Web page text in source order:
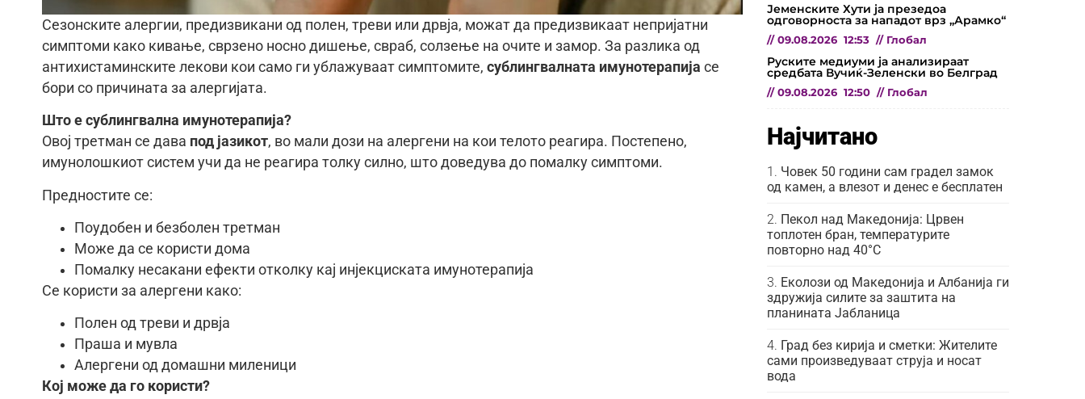
Сезонските алергии, предизвикани од полен, треви или дрвја, можат да предизвикаат непријатни
симптоми како кивање, сврзено носно дишење, свраб, солзење на очите и замор. За разлика од
антихистаминските лекови кои само ги ублажуваат симптомите, сублингвалната имунотерапија се
бори со причината за алергијата.
Што е сублингвална имунотерапија?
Овој третман се дава под јазикот, во мали дози на алергени на кои телото реагира. Постепено,
имунолошкиот систем учи да не реагира толку силно, што доведува до помалку симптоми.
Предностите се:
Поудобен и безболен третман
Може да се користи дома
Помалку несакани ефекти отколку кај инјекциската имунотерапија
Се користи за алергени како:
Полен од треви и дрвја
Праша и мувла
Алергени од домашни миленици
Кој може да го користи?
Јеменските Хути ја презедоа
одговорноста за нападот врз „Арамко“
// 09.08.2026 12:53 // Глобал
Руските медиуми ја анализираат
средбата Вучиќ-Зеленски во Белград
// 09.08.2026 12:50 // Глобал
Најчитано
Човек 50 години сам градел замок
од камен, а влезот и денес е бесплатен
Пекол над Македонија: Црвен
топлотен бран, температурите
повторно над 40°C
Еколози од Македонија и Албанија ги
здружија силите за заштита на
планината Јабланица
Град без кирија и сметки: Жителите
сами произведуваат струја и носат
вода